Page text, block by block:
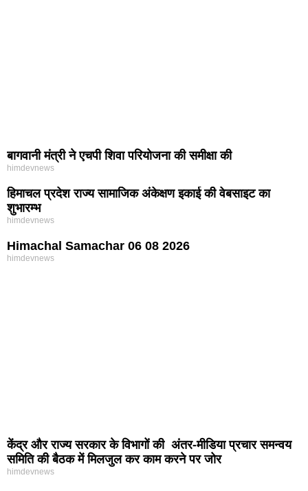
बागवानी मंत्री ने एचपी शिवा परियोजना की समीक्षा की
himdevnews
हिमाचल प्रदेश राज्य सामाजिक अंकेक्षण इकाई की वेबसाइट का
शुभारम्भ
himdevnews
Himachal Samachar 06 08 2026
himdevnews
केंद्र और राज्य सरकार के विभागों की अंतर-मीडिया प्रचार समन्वय
समिति की बैठक में मिलजुल कर काम करने पर जोर
himdevnews